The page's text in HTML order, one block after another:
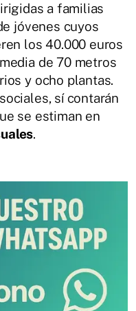
a familias
jóvenes cuyos
los 40.000 euros
de 70 metros
y ocho plantas.
sí contarán
se estiman en
.